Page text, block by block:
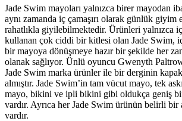
Jade Swim mayoları yalnızca birer mayodan
aynı zamanda iç çamaşırı olarak günlük giyim
rahatlıkla giyilebilmektedir. Ürünleri yalnızca iç
kullanan çok ciddi bir kitlesi olan Jade Swim, iç
bir mayoya dönüşmeye hazır bir şekilde her
olanak sağlıyor. Ünlü oyuncu Gwenyth
Jade Swim marka ürünler ile bir derginin
almıştır. Jade Swim’in tam vücut mayo, tek
mayo, bikini ve ipli bikini gibi oldukça geniş
vardır. Ayrıca her Jade Swim ürünün belirli bir
vardır.